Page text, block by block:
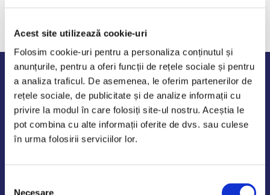
Acest site utilizează cookie-uri
Folosim cookie-uri pentru a personaliza conținutul și
anunțurile, pentru a oferi funcții de rețele sociale și pentru
a analiza traficul. De asemenea, le oferim partenerilor de
rețele sociale, de publicitate și de analize informații cu
privire la modul în care folosiți site-ul nostru. Aceștia le
pot combina cu alte informații oferite de dvs. sau culese
în urma folosirii serviciilor lor.
Necesare
Program de lucru
Luni - Vineri: 09:00-18:00
Sambata - Duminica: 10:00-14:00